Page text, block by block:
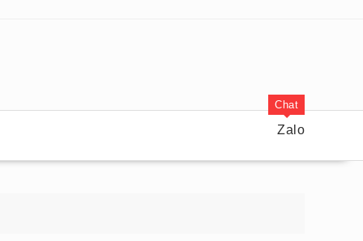
Chat
Zalo